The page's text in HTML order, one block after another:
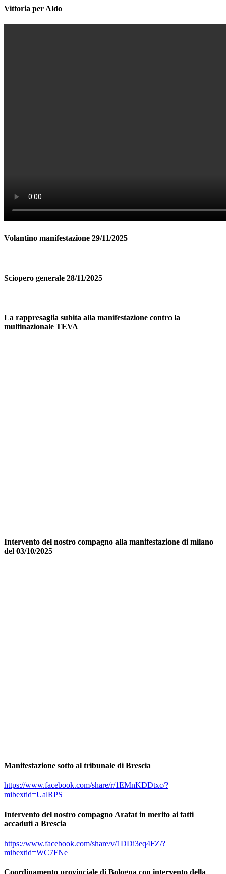
Vittoria per Aldo
Volantino manifestazione 29/11/2025
Sciopero generale 28/11/2025
La rappresaglia subita alla manifestazione contro la
multinazionale TEVA
Intervento del nostro compagno alla manifestazione di milano
del 03/10/2025
Manifestazione sotto al tribunale di Brescia
https://www.facebook.com/share/r/1EMnKDDtxc/?
mibextid=UalRPS
Intervento del nostro compagno Arafat in merito ai fatti
accaduti a Brescia
https://www.facebook.com/share/v/1DDi3eq4FZ/?
mibextid=WC7FNe